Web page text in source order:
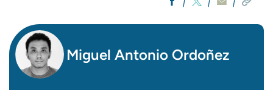
Miguel Antonio Ordoñez